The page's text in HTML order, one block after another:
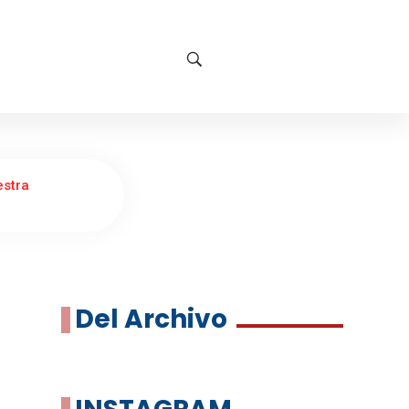
Del Archivo